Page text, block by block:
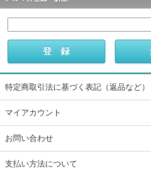
特定商取引法に基づく表記（返品など）
マイアカウント
お問い合わせ
支払い方法について